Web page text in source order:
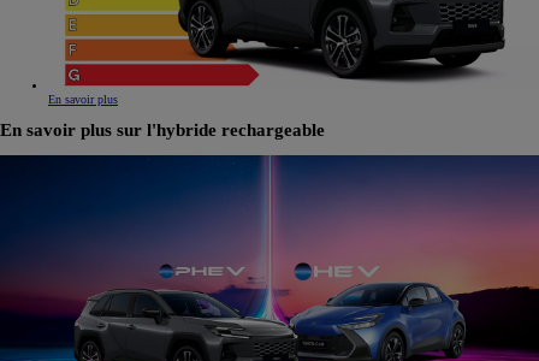
En savoir plus
En savoir plus sur l'hybride rechargeable